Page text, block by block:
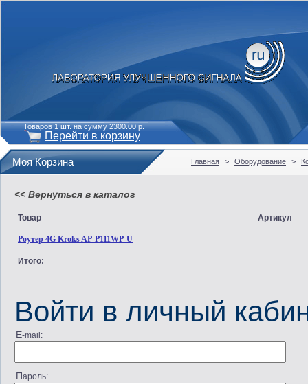
Товаров 1 шт. на сумму 2300.00 р.
Перейти в корзину
Моя Корзина Главная > Оборудование >
<< Вернуться в каталог
Товар Артикул
Роутер 4G Kroks AP-P111WP-U
Итого:
Войти в личный
E-mail:
Пароль: